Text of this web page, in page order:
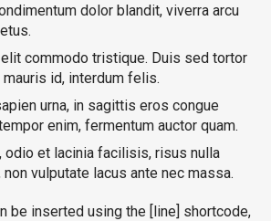
dolor blandit, viverra arcu
commodo tristique. Duis sed tortor
id, interdum felis.
urna, in sagittis eros congue
enim, fermentum auctor quam.
odio et lacinia facilisis, risus nulla
non vulputate lacus ante nec massa.
be inserted using the [line] shortcode,